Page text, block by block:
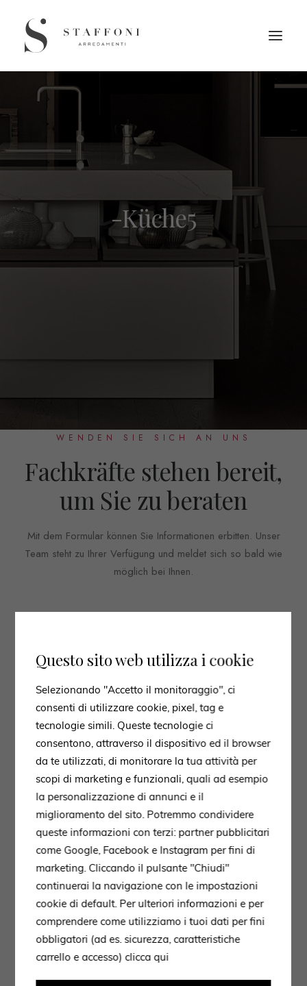
-Küche5
WENDEN SIE SICH AN UNS
Fachkräfte stehen bereit,
um Sie zu beraten
Mit dem Formular können Sie Informationen erbitten. Unser
Team steht zu Ihrer Verfügung und meldet sich so bald wie
möglich bei Ihnen.
Ich stimme der Datenverarbeitung gemäß der
Datenschutzerklärung zu.
Questo sito web utilizza i cookie
Selezionando "Accetto il monitoraggio", ci
consenti di utilizzare cookie, pixel, tag e
tecnologie simili. Queste tecnologie ci
consentono, attraverso il dispositivo ed il browser
da te utilizzati, di monitorare la tua attività per
scopi di marketing e funzionali, quali ad esempio
la personalizzazione di annunci e il
miglioramento del sito. Potremmo condividere
queste informazioni con terzi: partner pubblicitari
come Google, Facebook e Instagram per fini di
marketing. Cliccando il pulsante "Chiudi"
continuerai la navigazione con le impostazioni
cookie di default. Per ulteriori informazioni e per
comprendere come utilizziamo i tuoi dati per fini
obbligatori (ad es. sicurezza, caratteristiche
carrello e accesso)clicca qui